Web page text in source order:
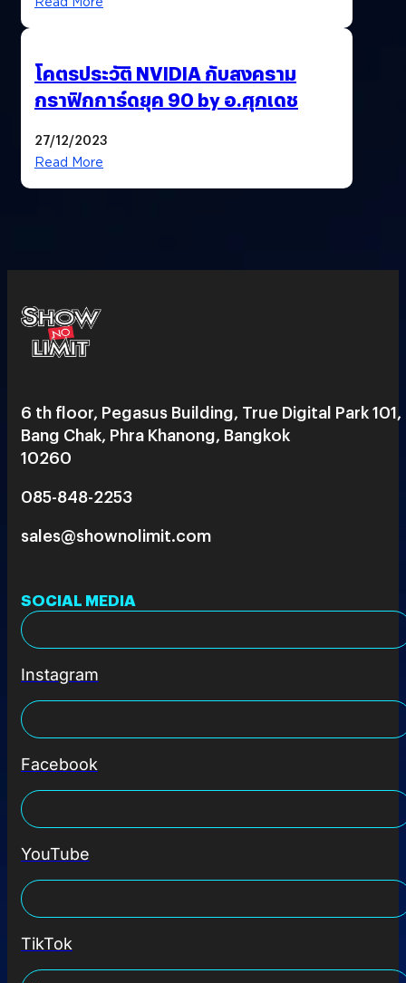
โคตรประวัติ NVIDIA กับสงคราม
กราฟิกการ์ดยุค 90 by อ.ศุภเดช
27/12/2023
Read More
6 th floor, Pegasus Building, True Digital Park 101,
Bang Chak, Phra Khanong, Bangkok
10260
085-848-2253
sales@shownolimit.com
SOCIAL MEDIA
Instagram
Facebook
YouTube
TikTok